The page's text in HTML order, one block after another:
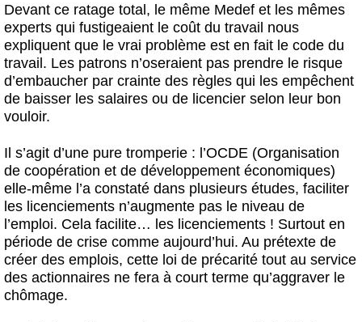
Devant ce ratage total, le même Medef et les mêmes
experts qui fustigeaient le coût du travail nous
expliquent que le vrai problème est en fait le code du
travail. Les patrons n’oseraient pas prendre le risque
d’embaucher par crainte des règles qui les empêchent
de baisser les salaires ou de licencier selon leur bon
vouloir.
Il s’agit d’une pure tromperie : l’OCDE (Organisation
de coopération et de développement économiques)
elle-même l’a constaté dans plusieurs études, faciliter
les licenciements n’augmente pas le niveau de
l’emploi. Cela facilite… les licenciements ! Surtout en
période de crise comme aujourd’hui. Au prétexte de
créer des emplois, cette loi de précarité tout au service
des actionnaires ne fera à court terme qu’aggraver le
chômage.